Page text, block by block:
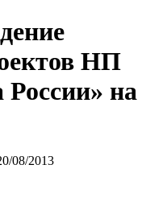
НП
России» на
08/2013